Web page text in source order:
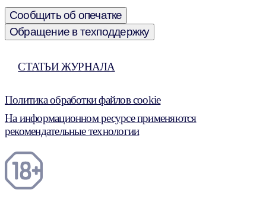
Сообщить об опечатке
Обращение в техподдержку
СТАТЬИ ЖУРНАЛА
Политика обработки файлов cookie
На информационном ресурсе применяются
рекомендательные технологии